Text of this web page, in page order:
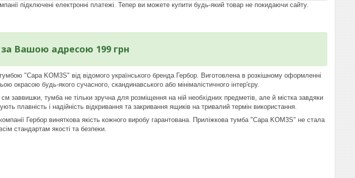
підключені електронні платежі. Тепер ви можете купити будь-який товар не покидаючи сайту.
Вашою адресою 199 грн
"Сара KOM3S" від відомого українського бренда Гербор. Виготовлена в розкішному оформленні
будь-якого сучасного, скандинавського або мінімалістичного інтер'єру.
заввишки, тумба не тільки зручна для розміщення на ній необхідних предметів, але й містка завдяки
плавність і надійність відкривання та закривання ящиків на тривалий термін використання.
Гербор виняткова якість кожного виробу гарантована. Приліжкова тумба "Сара KOM3S" не стала
стандартам якості та безпеки.